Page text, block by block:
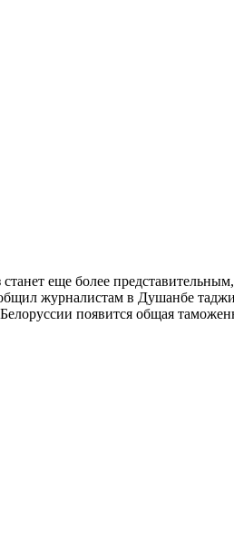
еще более
журналистам в Душанбе
появится общая